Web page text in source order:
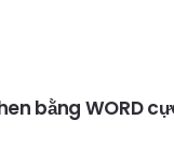
bằng WORD